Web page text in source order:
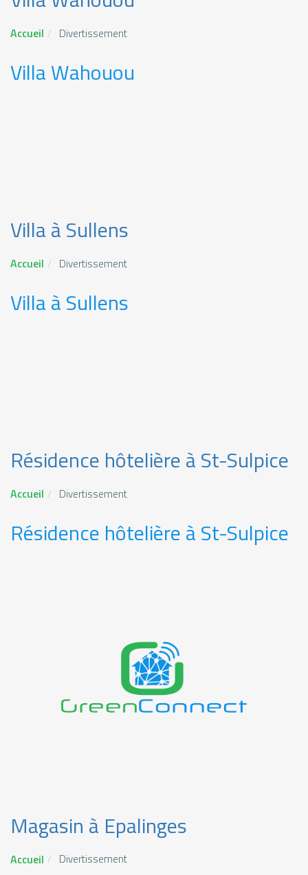
Accueil Divertissement
Villa Wahouou
Villa à Sullens
Accueil Divertissement
Villa à Sullens
Résidence hôtelière à St-Sulpice
Accueil Divertissement
Résidence hôtelière à St-Sulpice
Magasin à Epalinges
Accueil Divertissement